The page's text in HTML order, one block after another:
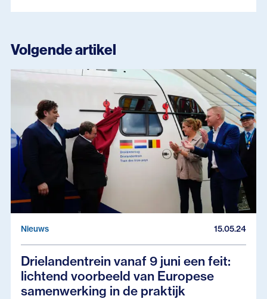
Volgende artikel
Nieuws 15.05.24
Drielandentrein vanaf 9 juni een feit:
lichtend voorbeeld van Europese
samenwerking in de praktijk